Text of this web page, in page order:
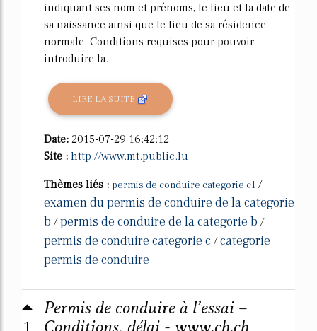
indiquant ses nom et prénoms, le lieu et la date de
sa naissance ainsi que le lieu de sa résidence
normale. Conditions requises pour pouvoir
introduire la...
LIRE LA SUITE
Date: 2015-07-29 16:42:12
Site : http://www.mt.public.lu
Thèmes liés : permis de conduire categorie c1 /
examen du permis de conduire de la categorie
b /permis de conduire de la categorie b /
permis de conduire categorie c /categorie
permis de conduire
Permis de conduire à l’essai –